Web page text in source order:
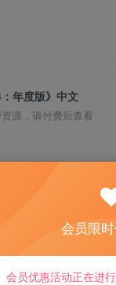
：年度版》中文
源，请付费后查看
您当前未
会员限
会员优惠活动正在进行